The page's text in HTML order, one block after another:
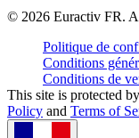
© 2026 Euractiv FR.
Politique de
Conditions
Conditions de
This site is protected
Policy and Terms of